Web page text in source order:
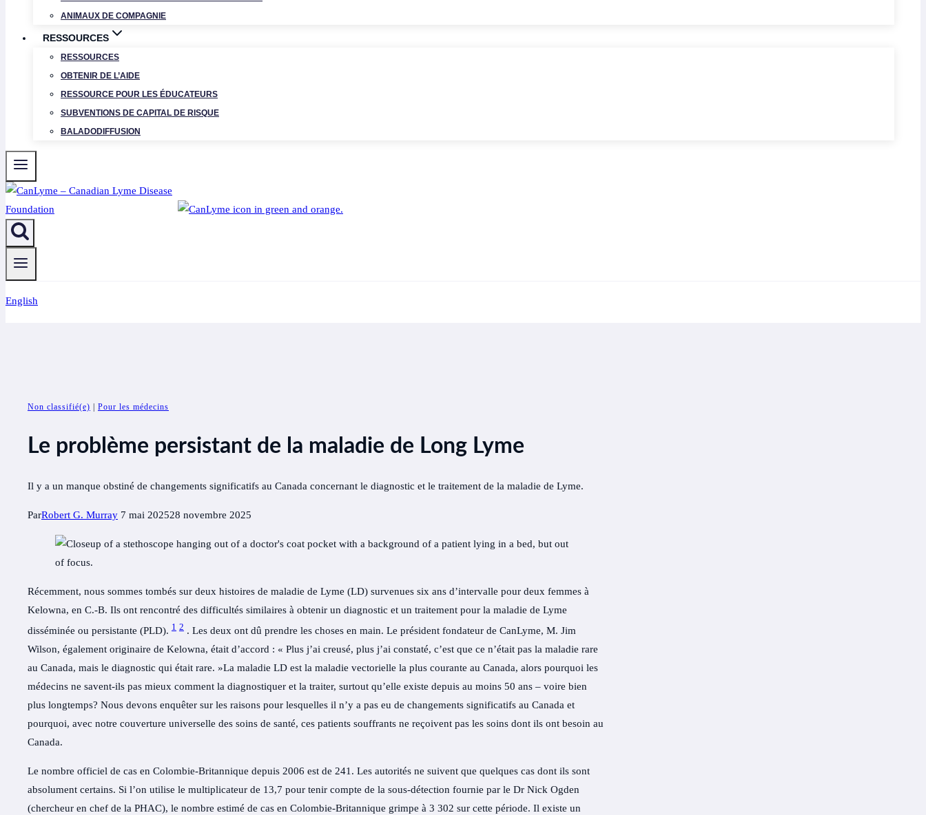
ANIMAUX DE COMPAGNIE
RESSOURCES
RESSOURCES
OBTENIR DE L’AIDE
RESSOURCE POUR LES ÉDUCATEURS
SUBVENTIONS DE CAPITAL DE RISQUE
BALADODIFFUSION
English
Non classifié(e) Pour les médecins
Le problème persistant de la maladie de Long Lyme
Il y a un manque obstiné de changements significatifs au Canada concernant le diagnostic et le traitement de la maladie de Lyme.
ParRobert G. Murray 7 mai 202528 novembre 2025
Récemment, nous sommes tombés sur deux histoires de maladie de Lyme (LD) survenues six ans d’intervalle pour deux femmes à
Kelowna, en C.-B. Ils ont rencontré des difficultés similaires à obtenir un diagnostic et un traitement pour la maladie de Lyme
disséminée ou persistante (PLD). 1 2 . Les deux ont dû prendre les choses en main. Le président fondateur de CanLyme, M. Jim
Wilson, également originaire de Kelowna, était d’accord : « Plus j’ai creusé, plus j’ai constaté, c’est que ce n’était pas la maladie rare
au Canada, mais le diagnostic qui était rare. »La maladie LD est la maladie vectorielle la plus courante au Canada, alors pourquoi les
médecins ne savent-ils pas mieux comment la diagnostiquer et la traiter, surtout qu’elle existe depuis au moins 50 ans – voire bien
plus longtemps? Nous devons enquêter sur les raisons pour lesquelles il n’y a pas eu de changements significatifs au Canada et
pourquoi, avec notre couverture universelle des soins de santé, ces patients souffrants ne reçoivent pas les soins dont ils ont besoin au
Canada.
Le nombre officiel de cas en Colombie-Britannique depuis 2006 est de 241. Les autorités ne suivent que quelques cas dont ils sont
absolument certains. Si l’on utilise le multiplicateur de 13,7 pour tenir compte de la sous-détection fournie par le Dr Nick Ogden
(chercheur en chef de la PHAC), le nombre estimé de cas en Colombie-Britannique grimpe à 3 302 sur cette période. Il existe un